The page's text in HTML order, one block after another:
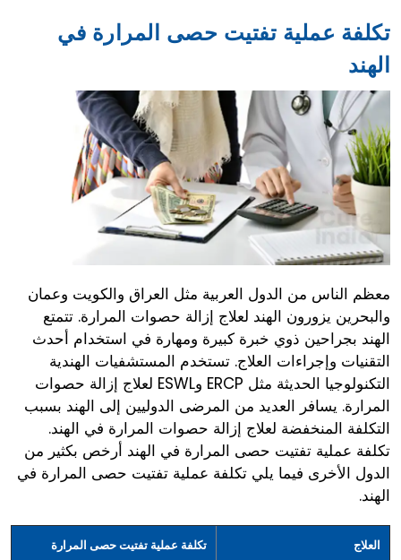
تكلفة عملية تفتيت حصى المرارة في
الهند
معظم الناس من الدول العربية مثل العراق والكويت وعمان
والبحرين يزورون الهند لعلاج إزالة حصوات المرارة. تتمتع
الهند بجراحين ذوي خبرة كبيرة ومهارة في استخدام أحدث
التقنيات وإجراءات العلاج. تستخدم المستشفيات الهندية
التكنولوجيا الحديثة مثل ERCP وESWL لعلاج إزالة حصوات
المرارة. يسافر العديد من المرضى الدوليين إلى الهند بسبب
التكلفة المنخفضة لعلاج إزالة حصوات المرارة في الهند.
تكلفة عملية تفتيت حصى المرارة في الهند أرخص بكثير من
الدول الأخرى فيما يلي تكلفة عملية تفتيت حصى المرارة في
الهند.
العلاج تكلفة عملية تفتيت حصى المرارة